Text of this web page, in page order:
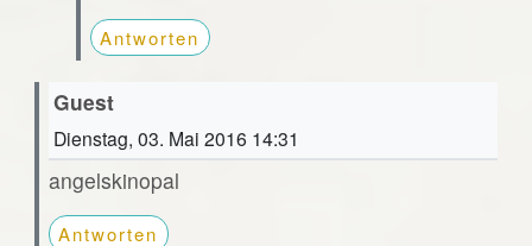
Antworten
Guest
Dienstag, 03. Mai 2016 14:31
angelskinopal
Antworten